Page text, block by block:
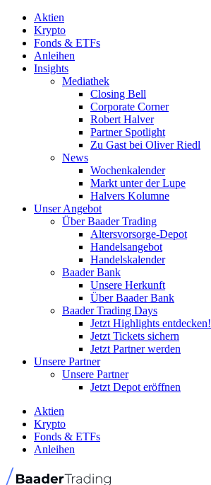
Aktien
Krypto
Fonds & ETFs
Anleihen
Insights
Mediathek
Closing Bell
Corporate Corner
Robert Halver
Partner Spotlight
Zu Gast bei Oliver Riedl
News
Wochenkalender
Markt unter der Lupe
Halvers Kolumne
Unser Angebot
Über Baader Trading
Altersvorsorge-Depot
Handelsangebot
Handelskalender
Baader Bank
Unsere Herkunft
Über Baader Bank
Baader Trading Days
Jetzt Highlights entdecken!
Jetzt Tickets sichern
Jetzt Partner werden
Unsere Partner
Unsere Partner
Jetzt Depot eröffnen
Aktien
Krypto
Fonds & ETFs
Anleihen